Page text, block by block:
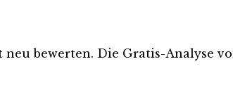
bewerten. Die Gratis-Analyse